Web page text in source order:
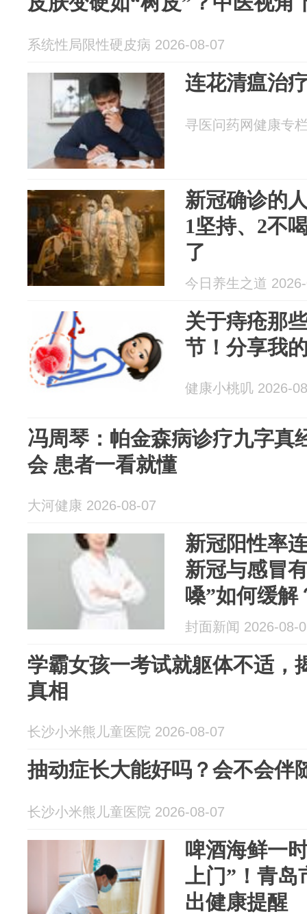
系统性局限性硬皮病 2026-08-07
连花清瘟治
寻医问药网健康专
新冠确诊的
1坚持、2不
了
今日养生之道
关于痔疮那
节！分享我
健康小桃叽 2026-
冯周琴：帕金森病诊疗九字真
会 患者一看就懂
大河健康 2026-08-07
新冠阳性率
新冠与感冒
嗓”如何缓解
封面新闻 2026-08-
学霸女孩一考试就躯体不适，
真相
长沙小米熊儿童医院 2026-08-07
抽动症长大能好吗？会不会伴
长沙小米熊儿童医院 2026-08-07
啤酒海鲜一
上门”！青岛
出健康提醒